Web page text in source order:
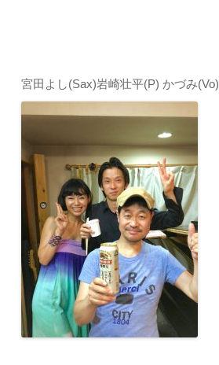
宮田よし(Sax)岩崎壮平(P) かづみ(Vo)